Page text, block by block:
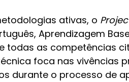
ativas, o
Aprendizagem
todas as competências
foca nas vivências
durante o processo de